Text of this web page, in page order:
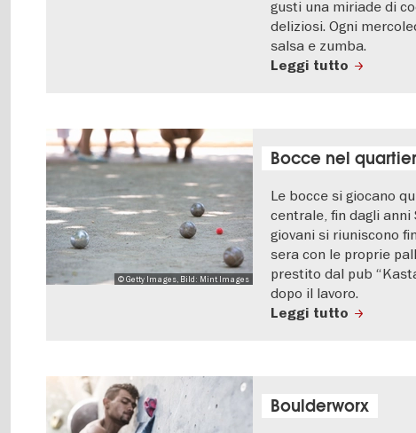
gusti una miriade di
deliziosi. Ogni
salsa e zumba.
Leggi tutto
© Getty Images, Bild: Mint Images
Bocce nel
Le bocce si giocano
centrale, fin dagli anni
giovani si riuniscono
sera con le proprie
prestito dal pub
dopo il lavoro.
Leggi tutto
Boulderworx